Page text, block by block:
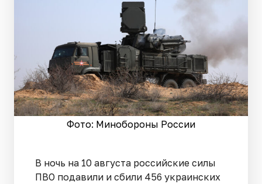
Фото: Минобороны России
В ночь на 10 августа российские силы
ПВО подавили и сбили 456 украинских